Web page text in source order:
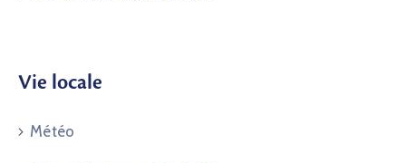
Vie locale
Météo